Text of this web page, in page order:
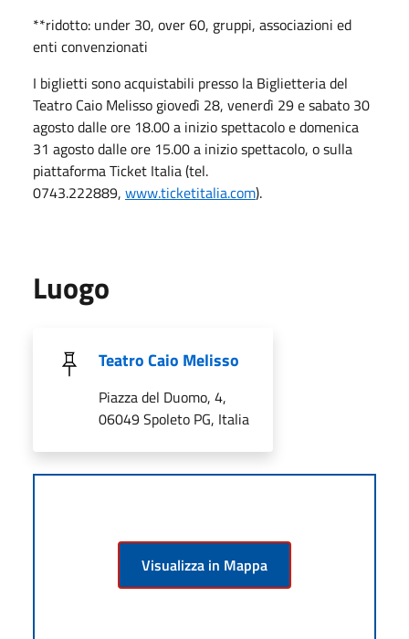
**ridotto: under 30, over 60, gruppi, associazioni ed
enti convenzionati
I biglietti sono acquistabili presso la Biglietteria del
Teatro Caio Melisso giovedì 28, venerdì 29 e sabato 30
agosto dalle ore 18.00 a inizio spettacolo e domenica
31 agosto dalle ore 15.00 a inizio spettacolo, o sulla
piattaforma Ticket Italia (tel.
0743.222889, www.ticketitalia.com).
Luogo
Teatro Caio Melisso
Piazza del Duomo, 4,
06049 Spoleto PG, Italia
Visualizza in Mappa